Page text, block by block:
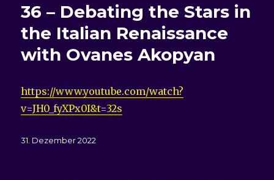
36 – Debating the Stars in
the Italian Renaissance
with Ovanes Akopyan
https://www.youtube.com/watch?
v=JH0_fyXPx0I&t=32s
Veröffentlicht
31. Dezember 2022